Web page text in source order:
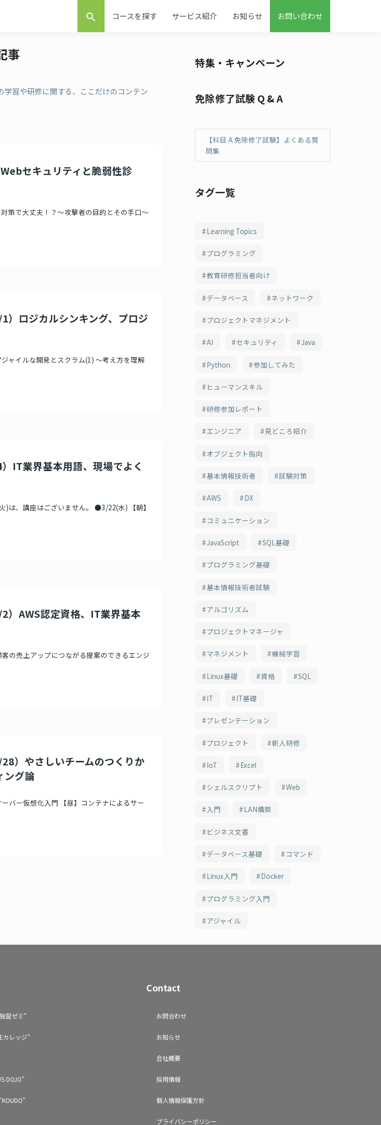
search コースを探す サービス紹介 お知らせ お問い合わせ
事
学習や研修に関する、ここだけのコンテン
セキュリティと脆弱性診
策で大丈夫！？～攻撃者の目的とその手口～
ロジカルシンキング、プロジ
ャイルな開発とスクラム(1) ～考え方を理解
IT業界基本用語、現場でよく
、講座はございません。 ●3/22(水) 【朝】
）AWS認定資格、IT業界基本
の売上アップにつながる提案のできるエンジ
）やさしいチームのつくりか
ング論
バー仮想化入門 【昼】コンテナによるサー
特集・キャンペーン
免除修了試験 Q & A
【科目 A 免除修了試験】よくある質
問集
タグ一覧
Learning Topics
プログラミング
教育研修担当者向け
データベース ネットワーク
プロジェクトマネジメント
AI セキュリティ Java
Python 参加してみた
ヒューマンスキル
研修参加レポート
エンジニア 見どころ紹介
オブジェクト指向
基本情報技術者 試験対策
AWS DX
コミュニケーション
JavaScript SQL基礎
プログラミング基礎
基本情報技術者試験
アルゴリズム
プロジェクトマネージャ
マネジメント 機械学習
Linux基礎 資格 SQL
IT IT基礎
プレゼンテーション
プロジェクト 新人研修
IoT Excel
シェルスクリプト Web
入門 LAN構築
ビジネス文書
データベース基礎 コマンド
Linux入門 Docker
プログラミング入門
アジャイル
習ゼミ”
カレッジ”
DOJO”
Contact
お問合わせ
お知らせ
会社概要
採用情報
個人情報保護方針
プライバシーポリシー